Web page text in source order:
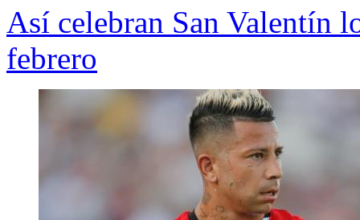
Así celebran San Valentín
febrero